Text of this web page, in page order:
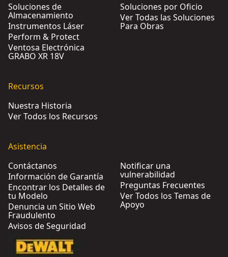
Soluciones de
Almacenamiento
Instrumentos Láser
Perform & Protect
Ventosa Electrónica
GRABO XR 18V
Soluciones por Oficio
Ver Todas las Soluciones
Para Obras
Recursos
Nuestra Historia
Ver Todos los Recursos
Asistencia
Contáctanos
Información de Garantía
Encontrar los Detalles de
tu Modelo
Denuncia un Sitio Web
Fraudulento
Avisos de Seguridad
Notificar una
vulnerabilidad
Preguntas Frecuentes
Ver Todos los Temas de
Apoyo